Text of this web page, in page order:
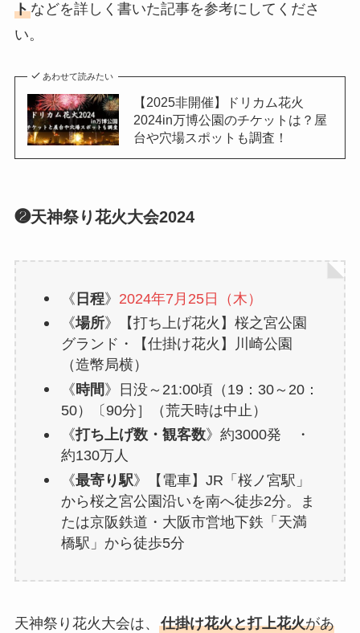
トなどを詳しく書いた記事を参考にしてくださ
い。
あわせて読みたい
【2025非開催】ドリカム花火
2024in万博公園のチケットは？屋
台や穴場スポットも調査！
❷天神祭り花火大会2024
《 日程》 2024年7月25日（木）
《場所》【打ち上げ花火】桜之宮公園
グランド・【仕掛け花火】川崎公園
（造幣局横）
《 時間》日没～21:00頃（19：30～20：
50）〔90分］（荒天時は中止）
《打ち上げ数・観客数》約3000発 ・
約130万人
《最寄り駅》【電車】JR「桜ノ宮駅」
から桜之宮公園沿いを南へ徒歩2分。ま
たは京阪鉄道・大阪市営地下鉄「天満
橋駅」から徒歩5分
天神祭り花火大会は、 仕掛け花火と打上花火があ